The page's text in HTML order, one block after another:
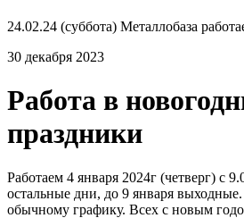
24.02.24 (суббота) Металлобаза
30 декабря 2023
Работа в
праздники
Работаем 4 января 2024г (четверг) с
остальные дни, до 9 января
обычному графику. Всех с новым